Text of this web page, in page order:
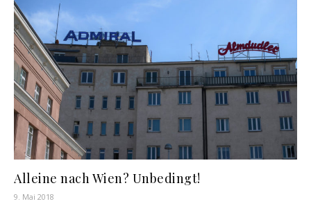
Alleine nach Wien? Unbedingt!
9. Mai 2018